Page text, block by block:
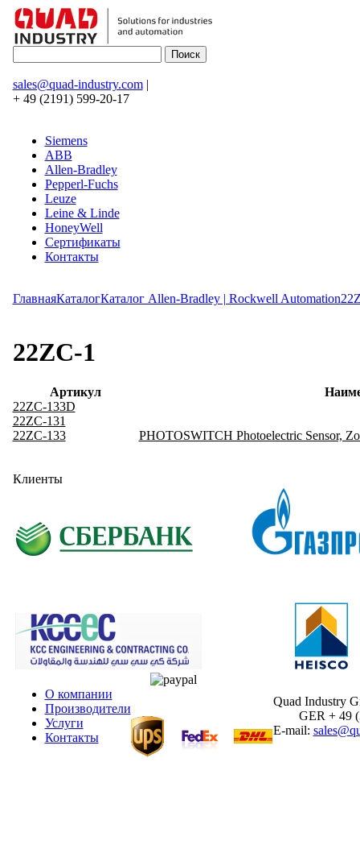
sales@quad-industry.com|
+ 49 (2191) 599-20-17
Siemens
ABB
Allen-Bradley
Pepperl-Fuchs
Leuze
Leine & Linde
HoneyWell
Сертификаты
Контакты
ГлавнаяКаталогКаталог Allen-Bradley | Rockwell Automation
22ZC-1
Артикул
22ZC-133D
22ZC-131
22ZC-133
PHOTOSWITCH Photoelectric Sensor,
Клиенты
О компании
Производители
Услуги
Контакты
Quad Industry
GER + 49
E-mail: